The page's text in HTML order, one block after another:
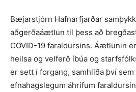
Bæjarstjórn Hafnarfjarðar
aðgerðaáætlun til þess að
COVID-19 faraldursins. Áætlunin
heilsa og velferð íbúa og
er sett í forgang, samhliða því
efnahagslegum áhrifum